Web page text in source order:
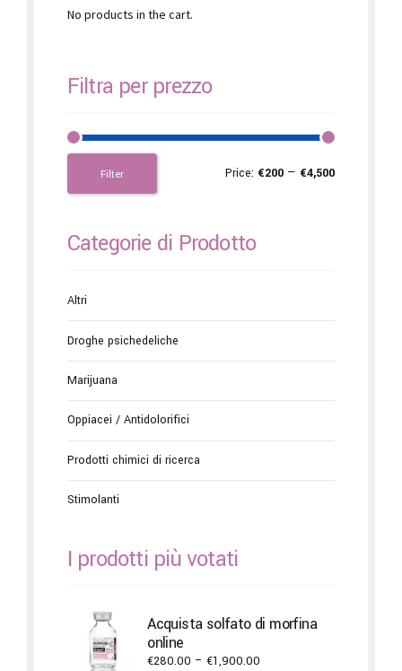
No products in the cart.
Filtra per prezzo
Filter Price: €200 — €4,500
Categorie di Prodotto
Altri
Droghe psichedeliche
Marijuana
Oppiacei / Antidolorifici
Prodotti chimici di ricerca
Stimolanti
I prodotti più votati
Acquista solfato di morfina
online
€280.00 – €1,900.00